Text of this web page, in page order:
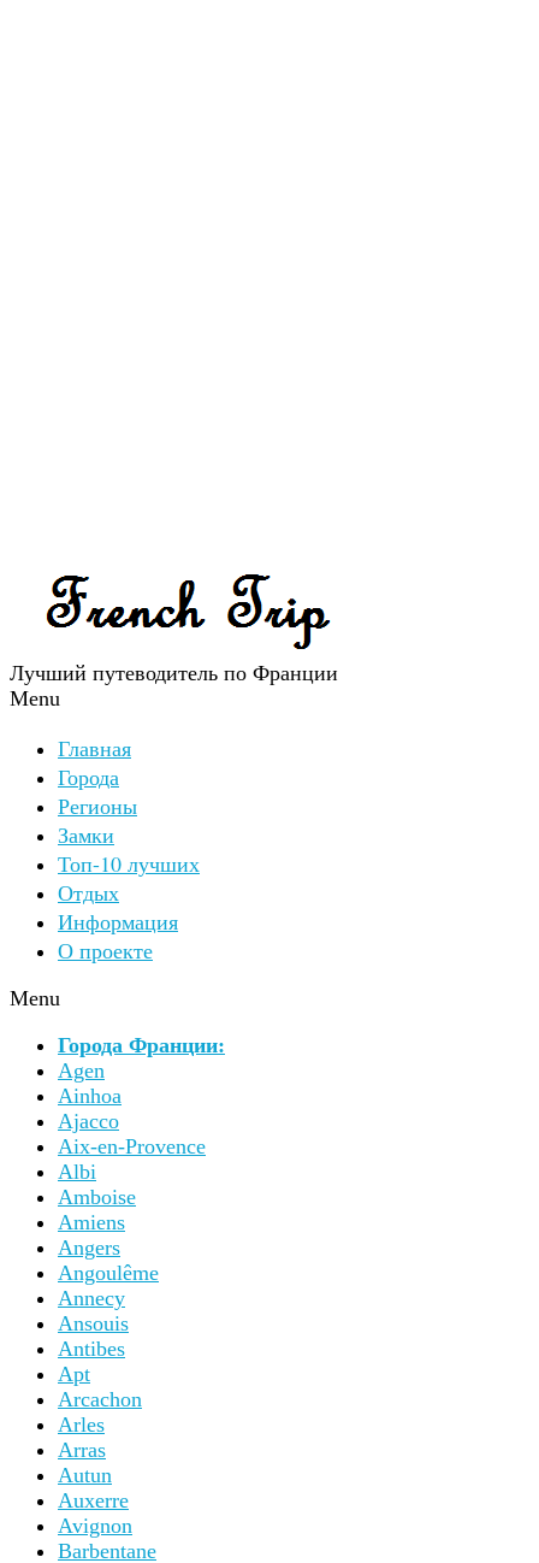
Лучший путеводитель по Франции
Menu
Главная
Города
Регионы
Замки
Топ-10 лучших
Отдых
Информация
О проекте
Menu
Города Франции:
Agen
Ainhoa
Ajacco
Aix-en-Provence
Albi
Amboise
Amiens
Angers
Angoulême
Annecy
Ansouis
Antibes
Apt
Arcachon
Arles
Arras
Autun
Auxerre
Avignon
Barbentane